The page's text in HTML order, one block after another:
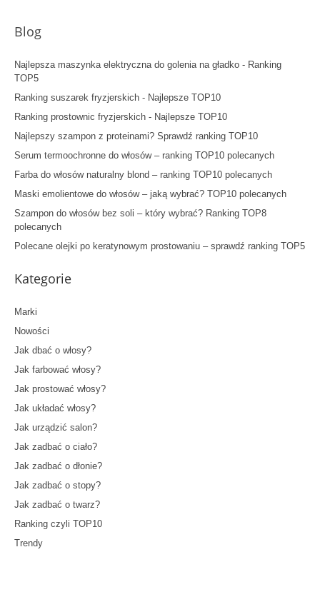
Blog
Najlepsza maszynka elektryczna do golenia na gładko - Ranking
TOP5
Ranking suszarek fryzjerskich - Najlepsze TOP10
Ranking prostownic fryzjerskich - Najlepsze TOP10
Najlepszy szampon z proteinami? Sprawdź ranking TOP10
Serum termoochronne do włosów – ranking TOP10 polecanych
Farba do włosów naturalny blond – ranking TOP10 polecanych
Maski emolientowe do włosów – jaką wybrać? TOP10 polecanych
Szampon do włosów bez soli – który wybrać? Ranking TOP8
polecanych
Polecane olejki po keratynowym prostowaniu – sprawdź ranking TOP5
Kategorie
Marki
Nowości
Jak dbać o włosy?
Jak farbować włosy?
Jak prostować włosy?
Jak układać włosy?
Jak urządzić salon?
Jak zadbać o ciało?
Jak zadbać o dłonie?
Jak zadbać o stopy?
Jak zadbać o twarz?
Ranking czyli TOP10
Trendy